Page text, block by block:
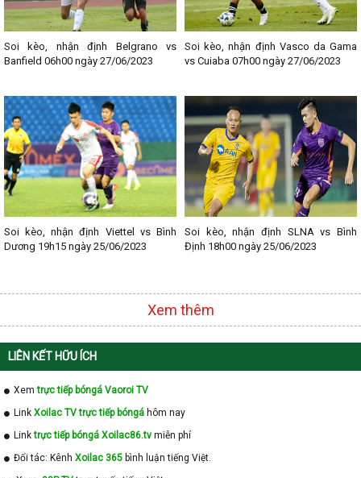
Soi kèo, nhận định Belgrano vs
Banfield 06h00 ngày 27/06/2023
Soi kèo, nhận định Vasco da Gama
vs Cuiaba 07h00 ngày 27/06/2023
Soi kèo, nhận định Viettel vs Bình
Dương 19h15 ngày 25/06/2023
Soi kèo, nhận định SLNA vs Bình
Định 18h00 ngày 25/06/2023
Xem thêm
LIÊN KẾT HỮU ÍCH
Xemtrực tiếp bóngá Vaoroi TV
Link Xoilac TV trực tiếp bóngá hôm nay
Linktrực tiếp bóngá Xoilac86.tv miễn phí
Đối tác: Kênh Xoilac 365 bình luận tiếng Việt.